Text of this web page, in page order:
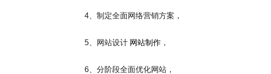
4、制定全面网络营销方案，
5、网站设计 网站制作 ，
6、分阶段全面优化网站，